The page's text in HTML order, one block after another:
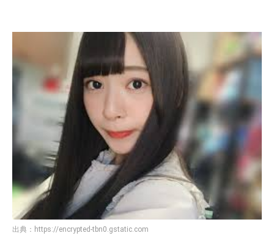
出典： https://encrypted-tbn0.gstatic.com